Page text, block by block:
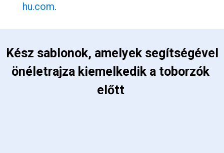
hu.com.
önéletrajza kiemelkedik a toborzók
előtt